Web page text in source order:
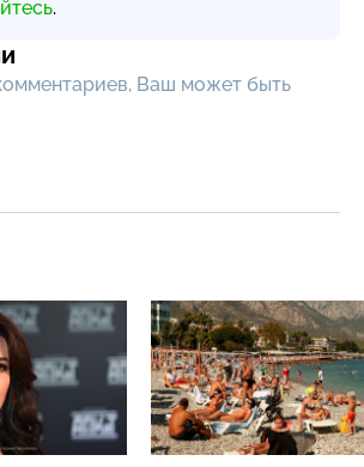
.
Ваш может быть